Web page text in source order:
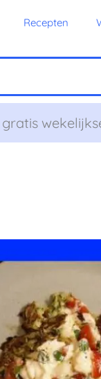
Recepten